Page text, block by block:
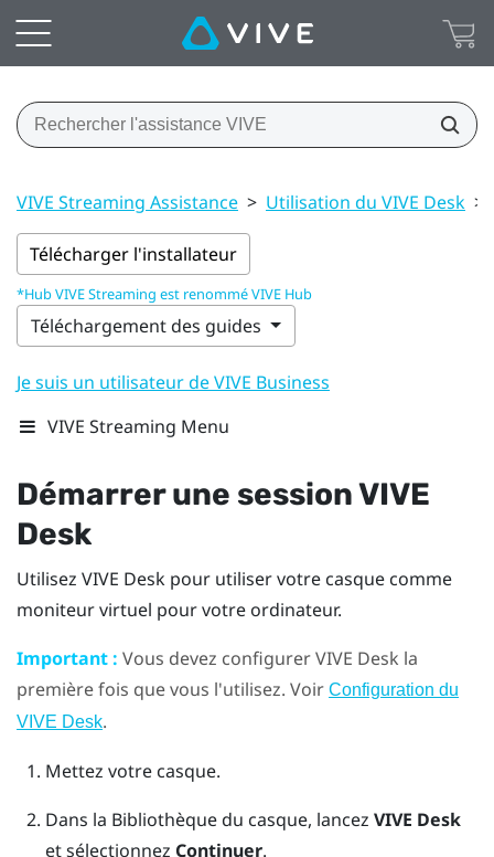
VIVE Streaming Assistance > Utilisation du VIVE Desk >
Télécharger l'installateur
*Hub VIVE Streaming est renommé VIVE Hub
Téléchargement des guides
Je suis un utilisateur de VIVE Business
VIVE Streaming Menu
Démarrer une sessionVIVE
Desk
Utilisez VIVE Desk pour utiliser votre casque comme
moniteur virtuel pour votre ordinateur.
Important : Vous devez configurerVIVE Desk la
première fois que vous l'utilisez. Voir Configuration du
VIVE Desk.
Mettez votre casque.
Dans la Bibliothèque du casque, lancez VIVE Desk
et sélectionnez Continuer.